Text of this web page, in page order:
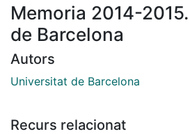
Memoria 2014-
de Barcelona
Autors
Universitat de Barcelona
Recurs relacionat